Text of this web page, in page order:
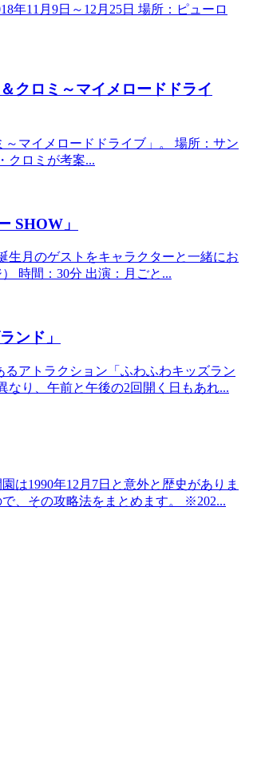
年11月9日～12月25日 場所：ピューロ
クロミ～マイメロードドライ
マイメロードドライブ」。 場所：サン
クロミが考案...
SHOW」
生月のゲストをキャラクターと一緒にお
時間：30分 出演：月ごと...
ンド」
アトラクション「ふわふわキッズラン
なり、午前と午後の2回開く日もあれ...
は1990年12月7日と意外と歴史がありま
、その攻略法をまとめます。 ※202...